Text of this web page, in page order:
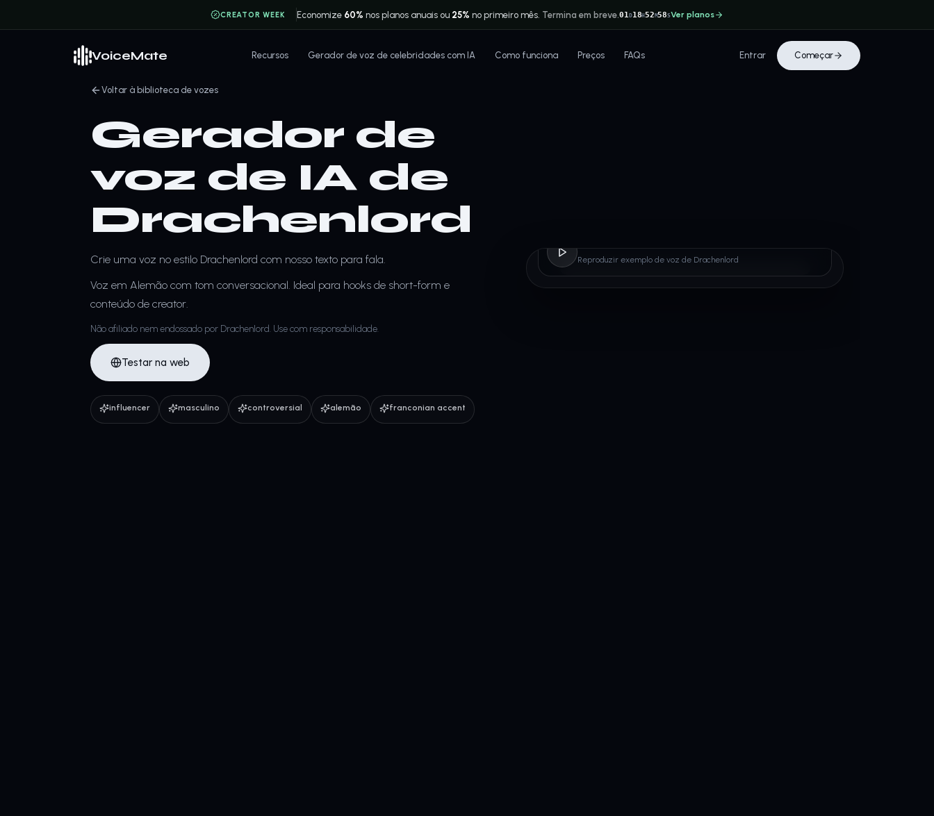
CREATOR WEEK Economize 60% nos planos anuais ou 25% no primeiro mês. Termina em breve.01 D18H52M57SVer planos
VoiceMate Recursos Gerador de voz de celebridades com IA Como funciona Preços FAQs Entrar Começar
Voltar à biblioteca de vozes
Gerador de
voz de IA de
Drachenlord
Crie uma voz no estilo Drachenlord com nosso texto para fala.
Voz em Alemão com tom conversacional. Ideal para hooks de short-form e
conteúdo de creator.
Não afiliado nem endossado por Drachenlord. Use com responsabilidade.
Testar na web
influencer masculino controversial alemão franconian accent
Reproduzir exemplo de voz de Drachenlord